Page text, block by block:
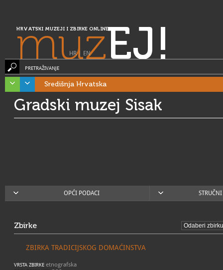
HRVATSKI MUZEJI I ZBIRKE ONLINE
muzEJ!
HR| EN
PRETRAŽIVANJE
Središnja Hrvatska
Gradski muzej Sisak
OPĆI PODACI
Zbirke
ZBIRKA TRADICIJSKOG DOMAĆINSTVA
VRSTA ZBIRKE etnografska